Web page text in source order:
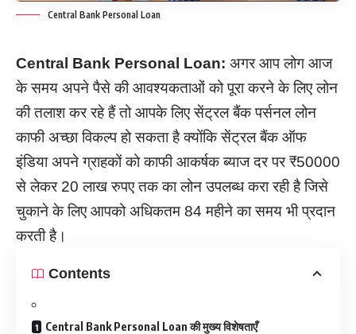
Central Bank Personal Loan
Central Bank Personal Loan: अगर आप लोग आज
के समय अपने पैसे की आवश्यकताओं को पूरा करने के लिए लोन
की तलाश कर रहे हैं तो आपके लिए सेंट्रल बैंक पर्सनल लोन
काफी अच्छा विकल्प हो सकता है क्योंकि सेंट्रल बैंक ऑफ
इंडिया अपने ग्राहकों को काफी आकर्षक ब्याज दर पर ₹50000
से लेकर 20 लाख रुपए तक का लोन उपलब्ध करा रही है जिसे
चुकाने के लिए आपको अधिकतम 84 महीने का समय भी प्रदान
करती है।
Contents
Central Bank Personal Loan की मुख्य विशेषताएँ